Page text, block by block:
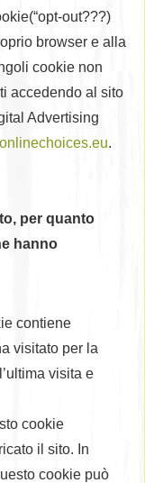
out???)
browser e alla
cookie non
accedendo al sito
Advertising
.
per quanto
hanno
contiene
visitato per la
visita e
cookie
il sito. In
cookie può